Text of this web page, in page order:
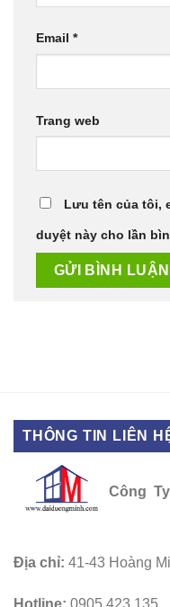
Email *
Trang web
Lưu tên của tôi,
duyệt này cho lần
THÔNG TIN LIÊN
Công
Địa chỉ: 41-43 Hoàng